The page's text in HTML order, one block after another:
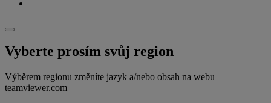
Vyberte prosím svůj region
Výběrem regionu změníte jazyk a/nebo obsah na webu
teamviewer.com